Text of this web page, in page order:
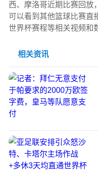
西、摩洛哥近期比赛回放
可以看到其他篮球比赛直
世界杯赛程等相关视频和
相关资讯